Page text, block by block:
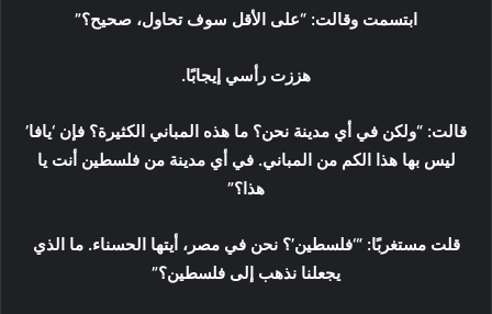
ابتسمت وقالت: “على الأقل سوف تحاول، صحيح؟”
هززت رأسي إيجابًا.
قالت: “ولكن في أي مدينة نحن؟ ما هذه المباني الكثيرة؟ فإن ‘يافا’
ليس بها هذا الكم من المباني. في أي مدينة من فلسطين أنت يا
هذا؟”
قلت مستغربًا: “‘فلسطين’؟ نحن في مصر، أيتها الحسناء. ما الذي
يجعلنا نذهب إلى فلسطين؟”